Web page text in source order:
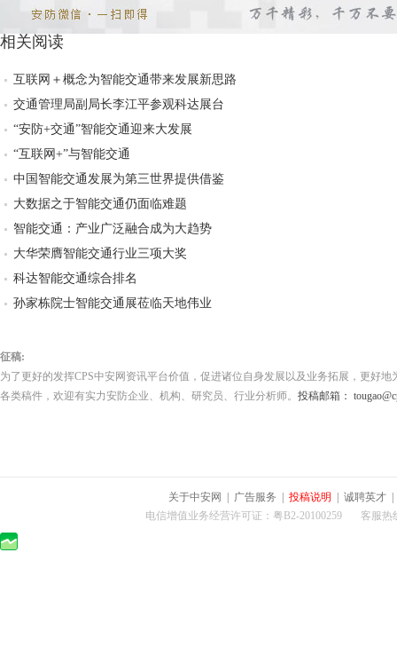
相关阅读
互联网＋概念为智能交通带来发展新思路
交通管理局副局长李江平参观科达展台
“安防+交通”智能交通迎来大发展
“互联网+”与智能交通
中国智能交通发展为第三世界提供借鉴
大数据之于智能交通仍面临难题
智能交通：产业广泛融合成为大趋势
大华荣膺智能交通行业三项大奖
科达智能交通综合排名
孙家栋院士智能交通展莅临天地伟业
征稿:
为了更好的发挥CPS中安网资讯平台价值，促进诸位自身发展以及业务拓展，更好
各类稿件，欢迎有实力安防企业、机构、研究员、行业分析师。 投稿邮箱：
关于中安网 广告服务 投稿说明 诚聘英才
电信增值业务经营许可证：粤B2-20100259 客服